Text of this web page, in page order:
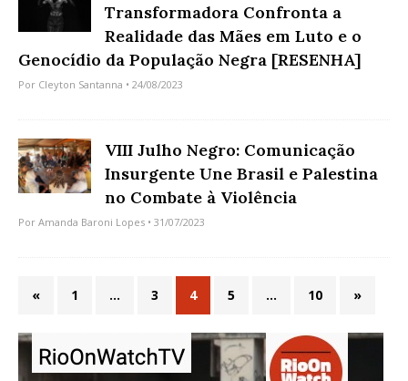
Transformadora Confronta a
Realidade das Mães em Luto e o
Genocídio da População Negra [RESENHA]
Por Cleyton Santanna • 24/08/2023
VIII Julho Negro: Comunicação
Insurgente Une Brasil e Palestina
no Combate à Violência
Por Amanda Baroni Lopes • 31/07/2023
« 1 … 3 4 5 … 10 »